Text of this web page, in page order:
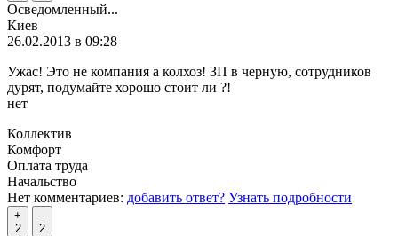
Осведомленный...
Киев
26.02.2013 в 09:28
Ужас! Это не компания а колхоз! ЗП в черную, сотрудников
дурят, подумайте хорошо стоит ли ?!
нет
Коллектив
Комфорт
Оплата труда
Начальство
Нет комментариев: добавить ответ? Узнать подробности
+
2
-
2